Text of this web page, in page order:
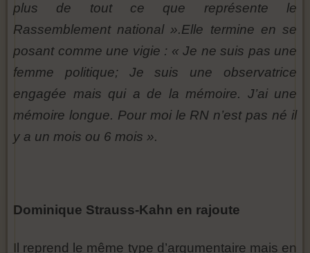
plus de tout ce que représente le
Rassemblement national ».Elle termine en se
posant comme une vigie : « Je ne suis pas une
femme politique; Je suis une observatrice
engagée mais qui a de la mémoire. J’ai une
mémoire longue. Pour moi le RN n’est pas né il
y a un mois ou 6 mois ».
Dominique Strauss-Kahn en rajoute
Il reprend le même type d’argumentaire mais en